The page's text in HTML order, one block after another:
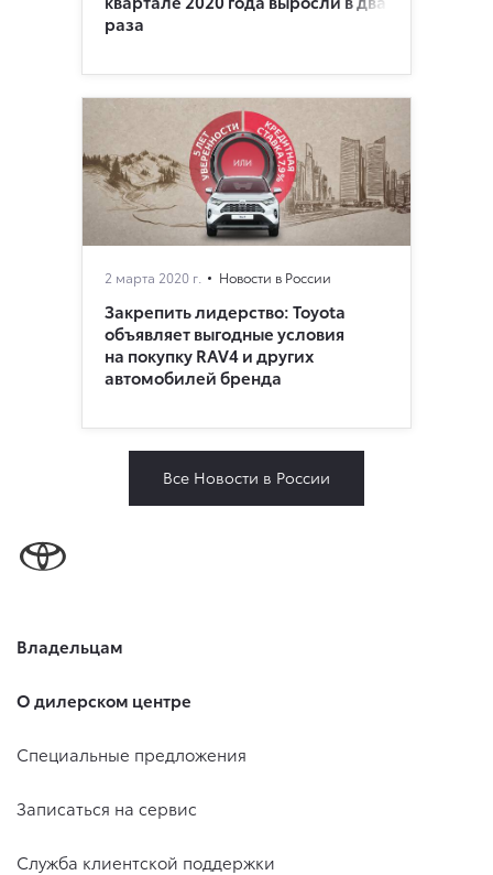
раза
2 марта 2020 г. Новости в России
Закрепить лидерство: Toyota
объявляет выгодные условия
на покупку RAV4 и других
автомобилей бренда
Все Новости в России
Владельцам
О дилерском центре
Специальные предложения
Записаться на сервис
Служба клиентской поддержки